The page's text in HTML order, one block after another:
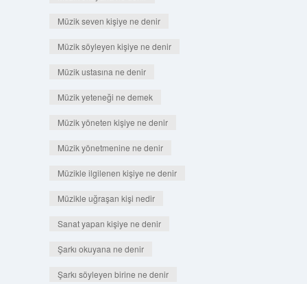
Müzik seven kişiye ne denir
Müzik söyleyen kişiye ne denir
Müzik ustasına ne denir
Müzik yeteneği ne demek
Müzik yöneten kişiye ne denir
Müzik yönetmenine ne denir
Müzikle ilgilenen kişiye ne denir
Müzikle uğraşan kişi nedir
Sanat yapan kişiye ne denir
Şarkı okuyana ne denir
Şarkı söyleyen birine ne denir